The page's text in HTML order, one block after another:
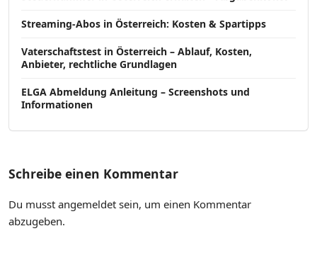
Streaming-Abos in Österreich: Kosten & Spartipps
Vaterschaftstest in Österreich – Ablauf, Kosten,
Anbieter, rechtliche Grundlagen
ELGA Abmeldung Anleitung – Screenshots und
Informationen
Schreibe einen Kommentar
Du musst angemeldet sein, um einen Kommentar
abzugeben.